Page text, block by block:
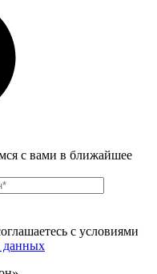
с вами в ближайшее
с условиями
данных